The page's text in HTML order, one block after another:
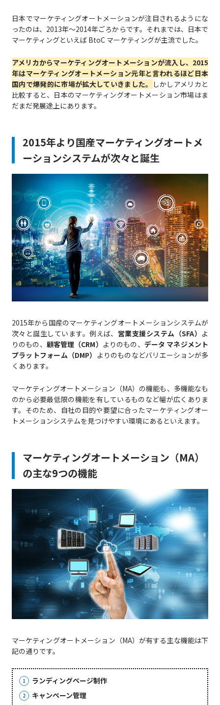
日本でマーケティングオートメーションが注目されるようにな
ったのは、2013年～2014年ごろからです。それまでは、日本で
マーケティングといえば BtoC マーケティングが主流でした。
アメリカからマーケティングオートメーションが流入し、2015
年はマーケティングオートメーション元年と言われるほど日本
国内で爆発的に市場が拡大していきました。
しかしアメリカと
比較すると、日本のマーケティングオートメーション市場はま
だまだ発展途上にあります。
2015年より国産マーケティングオートメ
ーションシステムが次々と誕生
2015年から国産のマーケティングオートメーションシステムが
次々と誕生しています。例えば、 営業支援システム（SFA） よ
りのもの、 顧客管理（CRM） よりのもの、 データ マネジメント
プラットフォーム（DMP） よりのものなどバリエーションが多
くあります。
マーケティングオートメーション（MA）の機能も、多機能なも
のから必要最低限の機能を有しているものなど幅が広くありま
す。そのため、自社の目的や要望に合ったマーケティングオー
トメーションシステムを見つけやすい環境にあるといえます。
マーケティングオートメーション（MA）
の主な9つの機能
マーケティングオートメーション（MA）が有する主な機能は下
記の通りです。
ランディングページ制作
キャンペーン管理